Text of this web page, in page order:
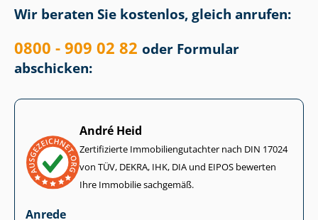
Wir beraten Sie kostenlos, gleich anrufen:
0800 - 909 02 82 oder Formular
abschicken:
André Heid
Zertifizierte Im­mo­bi­li­en­gut­ach­ter nach DIN 17024
von TÜV, DEKRA, IHK, DIA und EIPOS bewerten
Ihre Immobilie sachgemäß.
Anrede